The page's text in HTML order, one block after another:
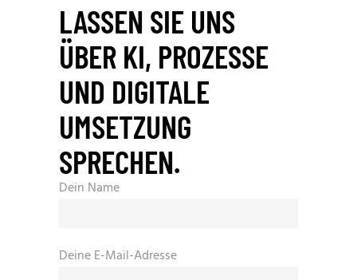
LASSEN SIE UNS
ÜBER KI, PROZESSE
UND DIGITALE
UMSETZUNG
SPRECHEN.
Dein Name
Deine E-Mail-Adresse